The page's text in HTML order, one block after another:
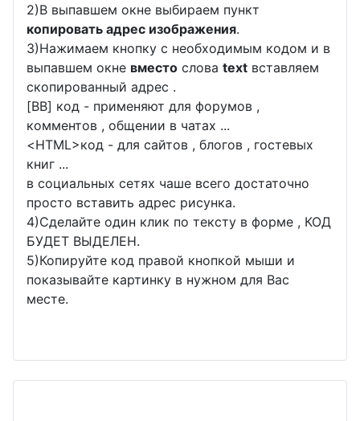
2)В выпавшем окне выбираем пункт
копировать адрес изображения.
3)Нажимаем кнопку с необходимым кодом и в
выпавшем окне вместо слова text вставляем
скопированный адрес .
[BB] код - применяют для форумов ,
комментов , общении в чатах ...
<HTML>код - для сайтов , блогов , гостевых
книг ...
в социальных сетях чаше всего достаточно
просто вставить адрес рисунка.
4)Сделайте один клик по тексту в форме , КОД
БУДЕТ ВЫДЕЛЕН.
5)Копируйте код правой кнопкой мыши и
показывайте картинку в нужном для Вас
месте.